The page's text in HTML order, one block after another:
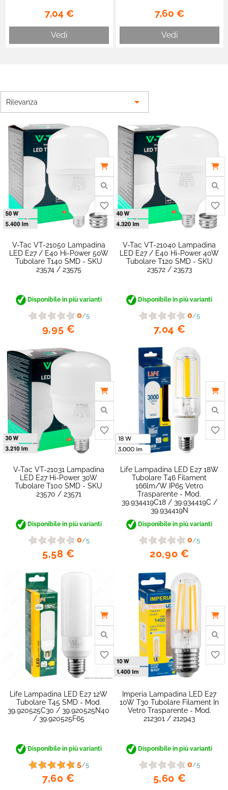
7,04 €
Vedi
7,60 €
Vedi
Rilevanza 
V-Tac VT-21050 Lampadina
LED E27 / E40 Hi-Power 50W
Tubolare T140 SMD - SKU
23574 / 23575
Disponibile in più varianti
0/5
9,95 €
favorite_border
V-Tac VT-21040 Lampadina
LED E27 / E40 Hi-Power 40W
Tubolare T120 SMD - SKU
23572 / 23573
Disponibile in più varianti
0/5
7,04 €
V-Tac VT-21031 Lampadina
LED E27 Hi-Power 30W
Tubolare T100 SMD - SKU
23570 / 23571
Disponibile in più varianti
0/5
5,58 €
Life Lampadina LED E27 18W
Tubolare T46 Filament
166lm/W IP65 Vetro
Trasparente - Mod.
39.934419C18 / 39.934419C /
39.934419N
Disponibile in più varianti
0/5
20,90 €
Life Lampadina LED E27 12W
Tubolare T45 SMD - Mod.
39.920525C30 / 39.920525N40
/ 39.920525F65
Disponibile in più varianti
5/5
7,60 €
Imperia Lampadina LED E27
10W T30 Tubolare Filament In
Vetro Trasparente - Mod.
212301 / 212943
Disponibile in più varianti
0/5
5,60 €